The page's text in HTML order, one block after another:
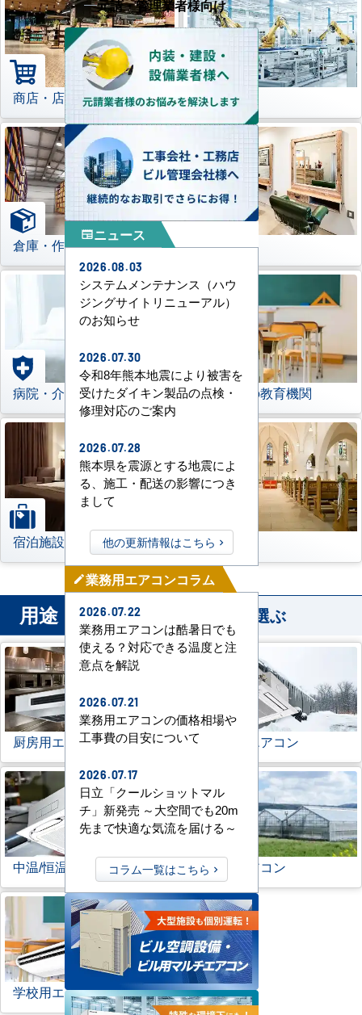
商店・店舗 工場
倉庫・作業場 理美容室
病院・介護施設 学校などの教育機関
宿泊施設 その他
用途 から業務用エアコンを選ぶ
厨房用エアコン 寒冷地用エアコン
中温/恒温用エアコン 農業用エアコン
学校用エアコン
元請・管理業者様向け
newspaperニュース
2026.08.03
システムメンテナンス（ハウ
ジングサイトリニューアル）
のお知らせ
2026.07.30
令和8年熊本地震により被害を
受けたダイキン製品の点検・
修理対応のご案内
2026.07.28
熊本県を震源とする地震によ
る、施工・配送の影響につき
まして
他の更新情報はこちら
mode_edit業務用エアコンコラム
2026.07.22
業務用エアコンは酷暑日でも
使える？対応できる温度と注
意点を解説
2026.07.21
業務用エアコンの価格相場や
工事費の目安について
2026.07.17
日立「クールショットマル
チ」新発売 ～大空間でも20m
先まで快適な気流を届ける～
コラム一覧はこちら